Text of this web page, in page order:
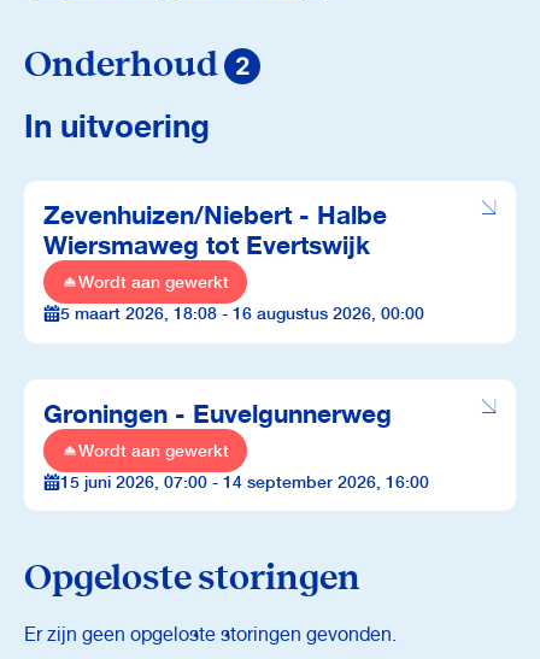
Onderhoud 2
In uitvoering
Zevenhuizen/Niebert - Halbe
Wiersmaweg tot Evertswijk
Wordt aan gewerkt
5 maart 2026, 18:08 - 16 augustus 2026, 00:00
Groningen - Euvelgunnerweg
Wordt aan gewerkt
15 juni 2026, 07:00 - 14 september 2026, 16:00
Opgeloste storingen
Er zijn geen opgeloste storingen gevonden.